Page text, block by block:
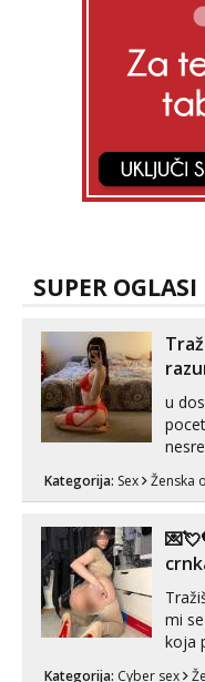
SUPER OGLASI
u
tijelu
Kategorija: Sex Ženska
mi
koja
Kategorija: Cyber sex